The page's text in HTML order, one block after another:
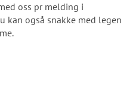
oss pr melding i
kan også snakke med legen